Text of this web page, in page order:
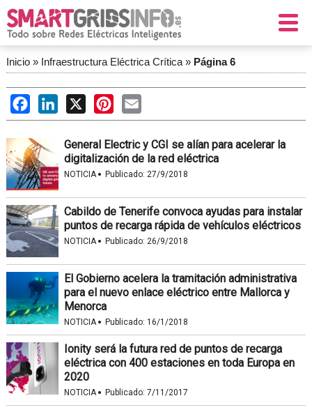
Inicio» Infraestructura Eléctrica Crítica» Página 6
FacebookLinkedIn
X PinterestEmail
General Electric y CGI se alían para acelerar la
digitalización de la red eléctrica
NOTICIA· Publicado: 27/9/2018
Cabildo de Tenerife convoca ayudas para instalar
puntos de recarga rápida de vehículos eléctricos
NOTICIA· Publicado: 26/9/2018
El Gobierno acelera la tramitación administrativa
para el nuevo enlace eléctrico entre Mallorca y
Menorca
NOTICIA· Publicado: 16/1/2018
Ionity será la futura red de puntos de recarga
eléctrica con 400 estaciones en toda Europa en
2020
NOTICIA· Publicado: 7/11/2017